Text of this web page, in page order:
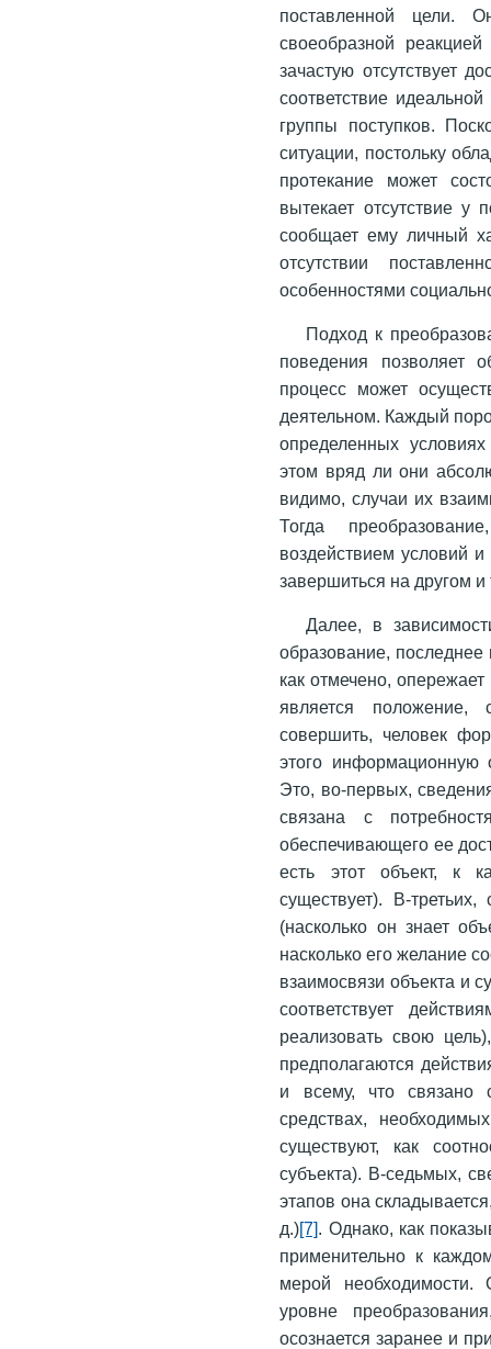
поставленной цели.
своеобразной
зачастую отсутствует
соответствие
группы поступков.
ситуации, постольку
протекание может
вытекает отсутствие у
сообщает ему личный
отсутствии
особенностями
Подход к
поведения позволяет
процесс может
деятельном. Каждый
определенных
этом вряд ли они
видимо, случаи их
Тогда
воздействием условий
завершиться на другом и
Далее, в
образование, последнее
как отмечено,
является положение,
совершить, человек
этого информационную
Это, во-первых,
связана с
обеспечивающего ее
есть этот объект, к
существует). В-
(насколько он знает
насколько его желание
взаимосвязи объекта и
соответствует
реализовать свою
предполагаются
и всему, что свя­зано
средствах,
существуют, как
субъекта). В-седьмых,
этапов она
д.)[7]. Однако, как
применительно к
мерой необходимости.
уровне
осознается заранее и